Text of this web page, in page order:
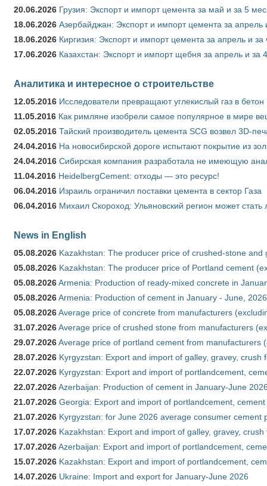
20.06.2026 Грузия: Экспорт и импорт цемента за май и за 5
18.06.2026 Азербайджан: Экспорт и импорт цемента за
18.06.2026 Киргизия: Экспорт и импорт цемента за апрель и
17.06.2026 Казахстан: Экспорт и импорт щебня за апрель и за
Аналитика и интересное о строительстве
12.05.2016 Исследователи превращают углекислый газ в бетон
11.05.2016 Как римляне изобрели самое популярное в мире
02.05.2016 Тайский производитель цемента SCG возвел 3D-
24.04.2016 На новосибирской дороге испытают покрытие из
24.04.2016 Сибирская компания разработала не имеющую
11.04.2016 HeidelbergCement: отходы — это ресурс!
06.04.2016 Израиль ограничил поставки цемента в сектор Газа
06.04.2016 Михаил Скороход: Ульяновский регион может
News in English
05.08.2026 Kazakhstan: The producer price of crushed-stone and
05.08.2026 Kazakhstan: The producer price of Portland cement
05.08.2026Armenia: Production of ready-mixed concrete in
05.08.2026Armenia: Production of cement in January - June, 2026
05.08.2026Average price of concrete from manufacturers
31.07.2026Average price of crushed stone from manufacturers
29.07.2026Average price of portland cement from manufacturers
28.07.2026 Kyrgyzstan: Export and import of galley, gravey,
22.07.2026 Kyrgyzstan: Export and import of portlandcement,
22.07.2026Azerbaijan: Production of cement in January-June
21.07.2026 Georgia: Export and import of portlandcement,
21.07.2026 Kyrgyzstan: for June 2026 average consumer cement
17.07.2026 Kazakhstan: Export and import of galley, gravey,
17.07.2026Azerbaijan: Export and import of portlandcement,
15.07.2026 Kazakhstan: Export and import of portlandcement,
14.07.2026 Ukraine: Import and export for January-June 2026